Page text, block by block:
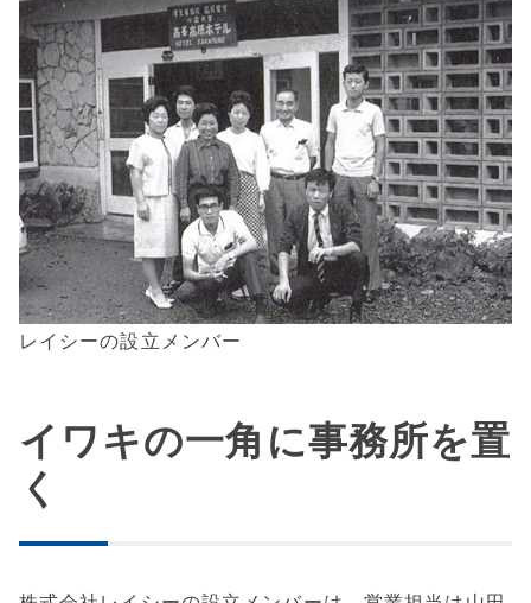
レイシーの設立メンバー
イワキの一角に事務所を置
く